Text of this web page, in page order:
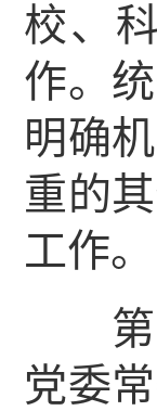
校、
作。
明确
重的
工作。
第十
党委